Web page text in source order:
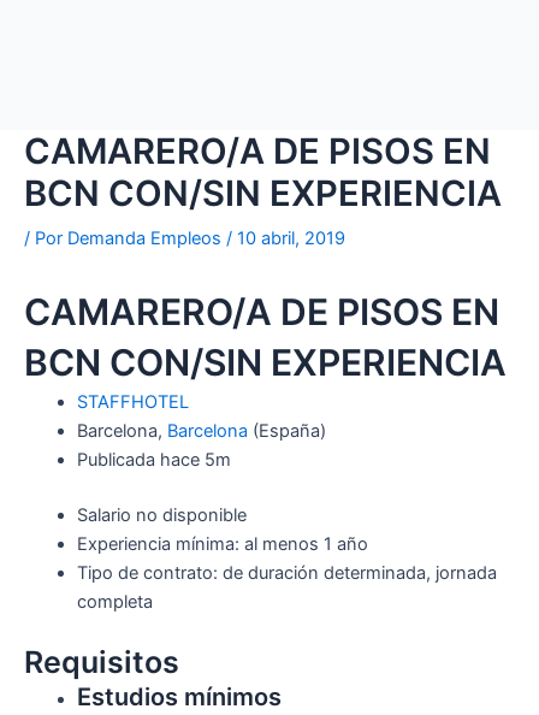
CAMARERO/A DE PISOS EN
BCN CON/SIN EXPERIENCIA
/ Por Demanda Empleos / 10 abril, 2019
CAMARERO/A DE PISOS EN
BCN CON/SIN EXPERIENCIA
STAFFHOTEL
Barcelona, Barcelona (España)
Publicada hace 5m
Salario no disponible
Experiencia mínima: al menos 1 año
Tipo de contrato: de duración determinada, jornada
completa
Requisitos
Estudios mínimos